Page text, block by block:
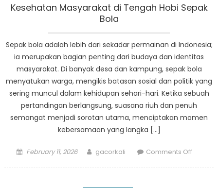
Sepak
Bola
untuk
Atlet
Muda
di
Desa
Kesehatan Masyarakat di Tengah Hobi Sepak
Bola
Sepak bola adalah lebih dari sekadar permainan di Indonesia;
ia merupakan bagian penting dari budaya dan identitas
masyarakat. Di banyak desa dan kampung, sepak bola
menyatukan warga, mengikis batasan sosial dan politik yang
sering muncul dalam kehidupan sehari-hari. Ketika sebuah
pertandingan berlangsung, suasana riuh dan penuh
semangat menjadi sorotan utama, menciptakan momen
kebersamaan yang langka […]
Posted
February 11, 2026 Author
gacorkali Comments Offon